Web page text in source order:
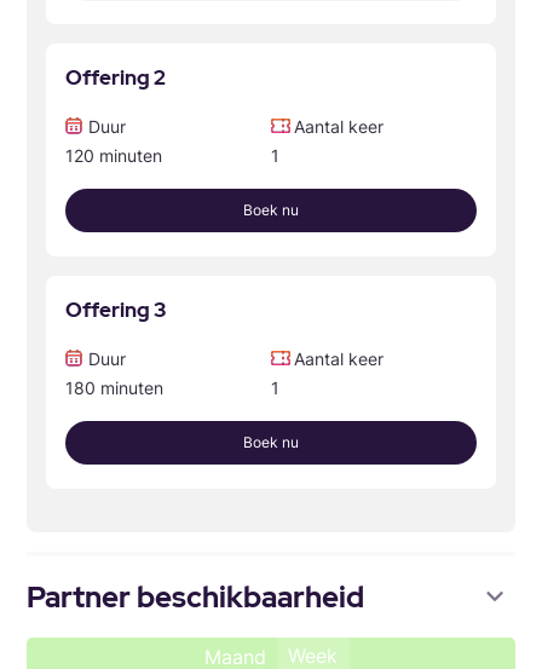
Offering 2
Duur
120 minuten
Aantal keer
1
Boek nu
Offering 3
Duur
180 minuten
Aantal keer
1
Boek nu
Partner beschikbaarheid
Maand Week